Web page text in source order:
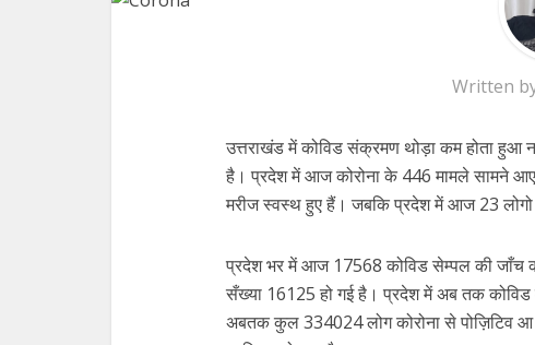
Written
उत्तराखंड में कोविड संक्रमण थोड़ा कम होता
है। प्रदेश में आज कोरोना के 446 मामले सामने
मरीज स्वस्थ हुए हैं। जबकि प्रदेश में आज 23 लोगो
प्रदेश भर में आज 17568 कोविड सेम्पल की जाँच
सँख्या 16125 हो गई है। प्रदेश में अब तक कोविड
अबतक कुल 334024 लोग कोरोना से पोज़िटिव